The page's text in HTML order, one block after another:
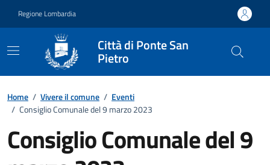
Regione Lombardia
Città di Ponte San
Pietro
Home / Vivere il comune / Eventi
/ Consiglio Comunale del 9 marzo 2023
Consiglio Comunale del 9